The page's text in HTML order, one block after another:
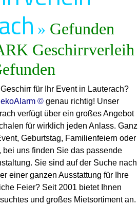
» Gefunden
für Ihr Event in Lauterach?
© genau richtig! Unser
verfügt über ein großes Angebot
für wirklich jeden Anlass. Ganz
Geburtstag, Familienfeiern oder
bei uns finden Sie das passende
Sie sind auf der Suche nach
einer ganzen Ausstattung für Ihre
Feier? Seit 2001 bietet Ihnen
und großes Mietsortiment an.